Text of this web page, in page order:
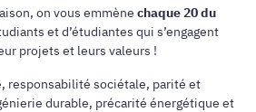
on vous emmène chaque 20 du
et d’étudiantes qui s’engagent
projets et leurs valeurs !
responsabilité sociétale, parité et
durable, précarité énergétique et